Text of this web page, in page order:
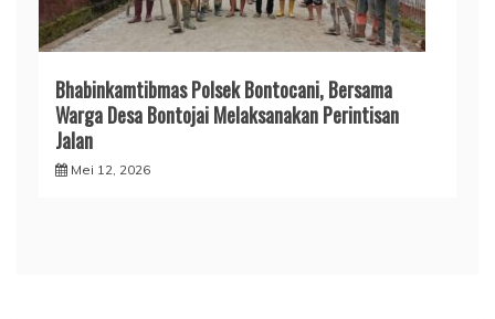
Bhabinkamtibmas Polsek Bontocani, Bersama
Warga Desa Bontojai Melaksanakan Perintisan
Jalan
Mei 12, 2026